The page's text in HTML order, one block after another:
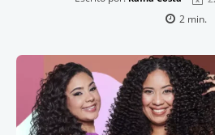
2min.